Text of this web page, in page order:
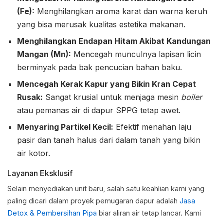
(Fe): Menghilangkan aroma karat dan warna keruh
yang bisa merusak kualitas estetika makanan.
Menghilangkan Endapan Hitam Akibat Kandungan
Mangan (Mn): Mencegah munculnya lapisan licin
berminyak pada bak pencucian bahan baku.
Mencegah Kerak Kapur yang Bikin Kran Cepat
Rusak: Sangat krusial untuk menjaga mesin boiler
atau pemanas air di dapur SPPG tetap awet.
Menyaring Partikel Kecil: Efektif menahan laju
pasir dan tanah halus dari dalam tanah yang bikin
air kotor.
Layanan Eksklusif
Selain menyediakan unit baru, salah satu keahlian kami yang
paling dicari dalam proyek pemugaran dapur adalah Jasa
Detox & Pembersihan Pipa biar aliran air tetap lancar. Kami